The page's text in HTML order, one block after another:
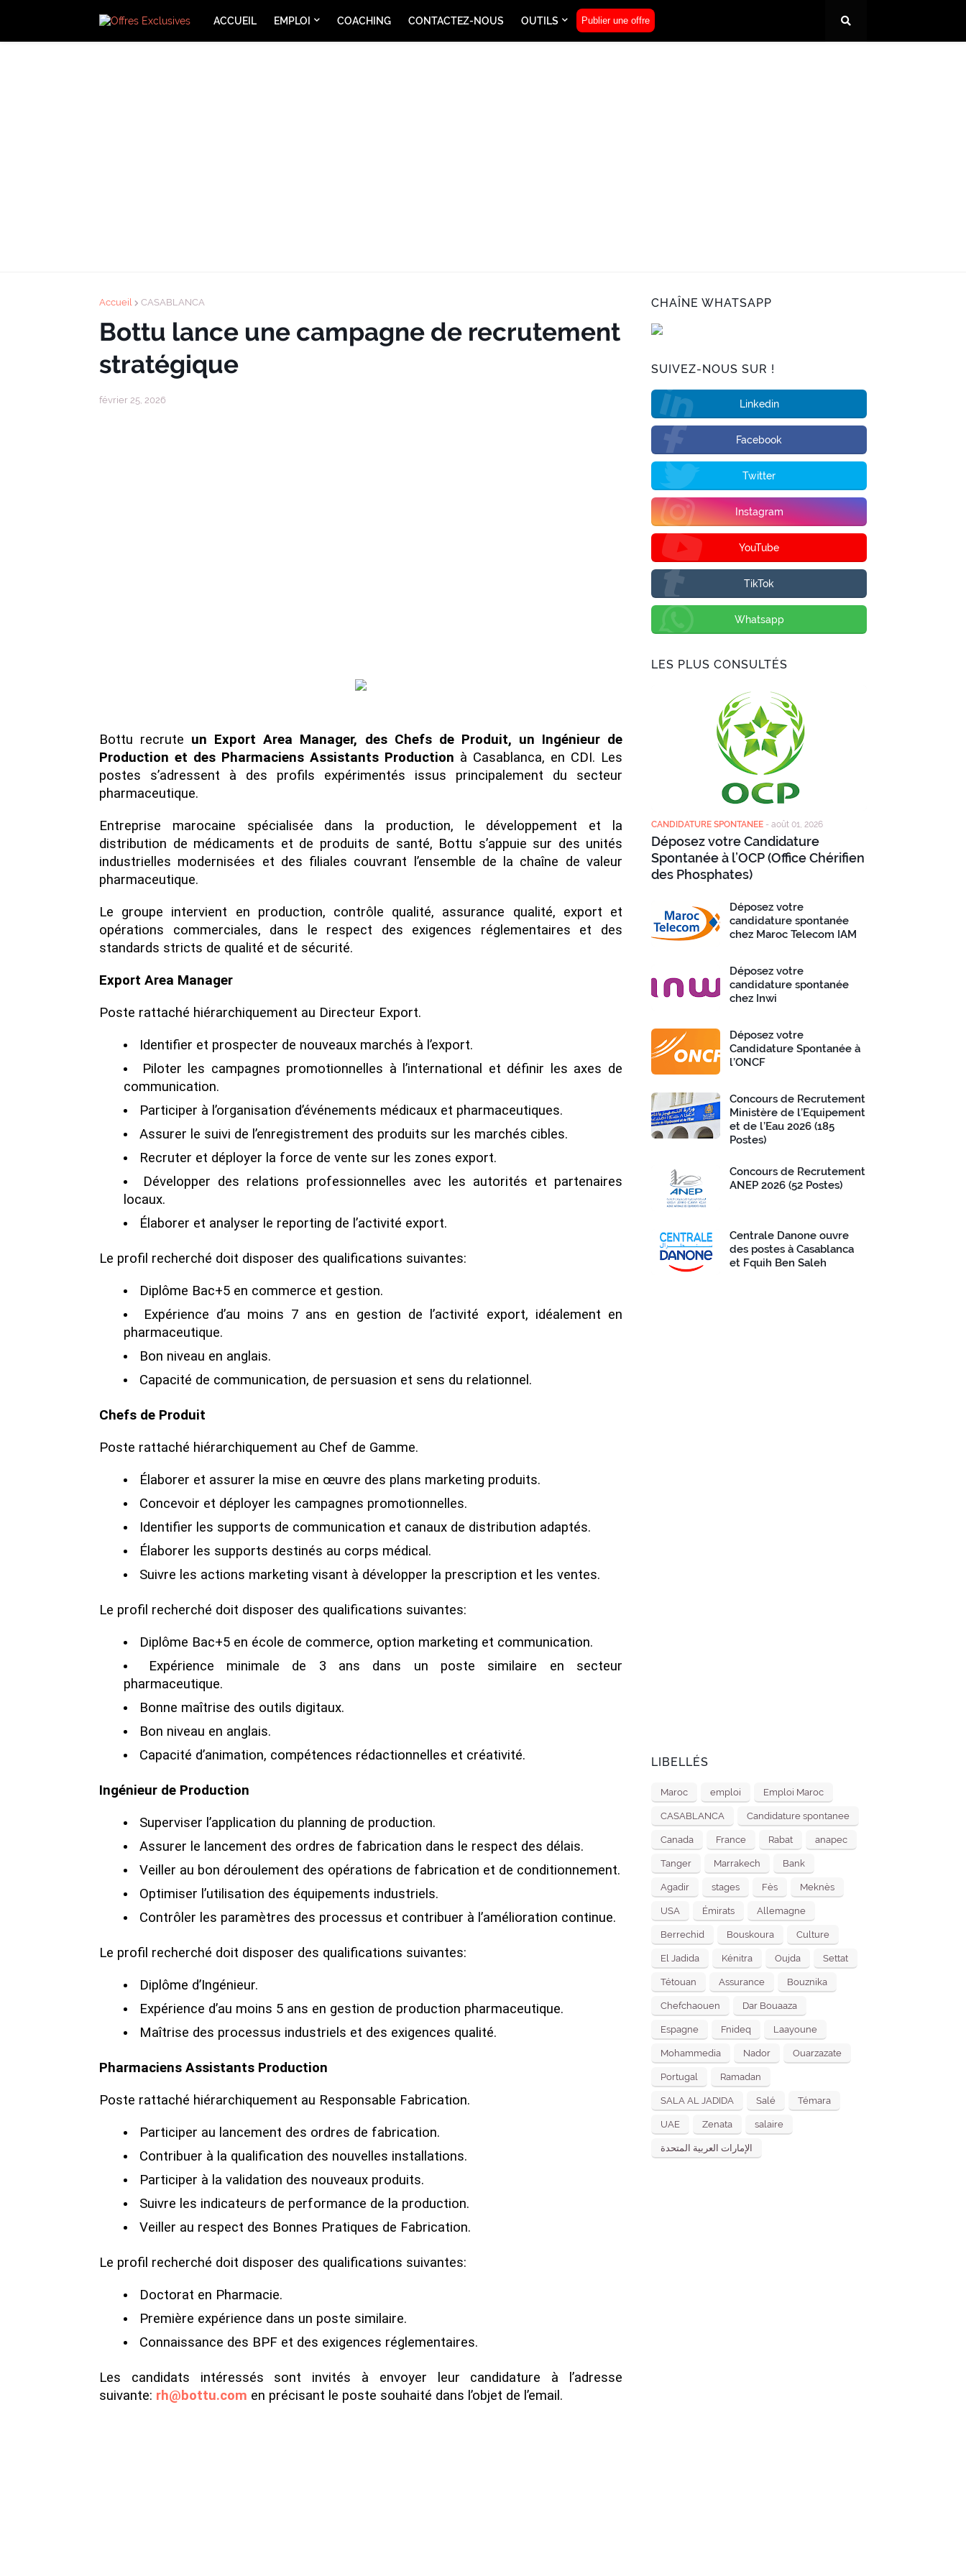
ACCUEIL EMPLOI COACHING CONTACTEZ-NOUS OUTILS Publier une offre
Accueil CASABLANCA
Bottu lance une campagne de recrutement
stratégique
février 25, 2026
Bottu recrute un Export Area Manager, des Chefs de Produit, un Ingénieur de
Production et des Pharmaciens Assistants Production à Casablanca, en CDI. Les
postes s’adressent à des profils expérimentés issus principalement du secteur
pharmaceutique.
Entreprise marocaine spécialisée dans la production, le développement et la
distribution de médicaments et de produits de santé, Bottu s’appuie sur des unités
industrielles modernisées et des filiales couvrant l’ensemble de la chaîne de valeur
pharmaceutique.
Le groupe intervient en production, contrôle qualité, assurance qualité, export et
opérations commerciales, dans le respect des exigences réglementaires et des
standards stricts de qualité et de sécurité.
Export Area Manager
Poste rattaché hiérarchiquement au Directeur Export.
Identifier et prospecter de nouveaux marchés à l’export.
Piloter les campagnes promotionnelles à l’international et définir les axes de
communication.
Participer à l’organisation d’événements médicaux et pharmaceutiques.
Assurer le suivi de l’enregistrement des produits sur les marchés cibles.
Recruter et déployer la force de vente sur les zones export.
Développer des relations professionnelles avec les autorités et partenaires
locaux.
Élaborer et analyser le reporting de l’activité export.
Le profil recherché doit disposer des qualifications suivantes:
Diplôme Bac+5 en commerce et gestion.
Expérience d’au moins 7 ans en gestion de l’activité export, idéalement en
pharmaceutique.
Bon niveau en anglais.
Capacité de communication, de persuasion et sens du relationnel.
Chefs de Produit
Poste rattaché hiérarchiquement au Chef de Gamme.
Élaborer et assurer la mise en œuvre des plans marketing produits.
Concevoir et déployer les campagnes promotionnelles.
Identifier les supports de communication et canaux de distribution adaptés.
Élaborer les supports destinés au corps médical.
Suivre les actions marketing visant à développer la prescription et les ventes.
Le profil recherché doit disposer des qualifications suivantes:
Diplôme Bac+5 en école de commerce, option marketing et communication.
Expérience minimale de 3 ans dans un poste similaire en secteur
pharmaceutique.
Bonne maîtrise des outils digitaux.
Bon niveau en anglais.
Capacité d’animation, compétences rédactionnelles et créativité.
Ingénieur de Production
Superviser l’application du planning de production.
Assurer le lancement des ordres de fabrication dans le respect des délais.
Veiller au bon déroulement des opérations de fabrication et de conditionnement.
Optimiser l’utilisation des équipements industriels.
Contrôler les paramètres des processus et contribuer à l’amélioration continue.
Le profil recherché doit disposer des qualifications suivantes:
Diplôme d’Ingénieur.
Expérience d’au moins 5 ans en gestion de production pharmaceutique.
Maîtrise des processus industriels et des exigences qualité.
Pharmaciens Assistants Production
Poste rattaché hiérarchiquement au Responsable Fabrication.
Participer au lancement des ordres de fabrication.
Contribuer à la qualification des nouvelles installations.
Participer à la validation des nouveaux produits.
Suivre les indicateurs de performance de la production.
Veiller au respect des Bonnes Pratiques de Fabrication.
Le profil recherché doit disposer des qualifications suivantes:
Doctorat en Pharmacie.
Première expérience dans un poste similaire.
Connaissance des BPF et des exigences réglementaires.
Les candidats intéressés sont invités à envoyer leur candidature à l’adresse
suivante: rh@bottu.com en précisant le poste souhaité dans l’objet de l’email.
CHAÎNE WHATSAPP
SUIVEZ-NOUS SUR !
Linkedin
Facebook
Twitter
Instagram
YouTube
TikTok
Whatsapp
LES PLUS CONSULTÉS
CANDIDATURE SPONTANEE - août 01, 2026
Déposez votre Candidature
Spontanée à l’OCP (Office Chérifien
des Phosphates)
Déposez votre
candidature spontanée
chez Maroc Telecom IAM
Déposez votre
candidature spontanée
chez Inwi
Déposez votre
Candidature Spontanée à
l’ONCF
Concours de Recrutement
Ministère de l’Equipement
et de l’Eau 2026 (185
Postes)
Concours de Recrutement
ANEP 2026 (52 Postes)
Centrale Danone ouvre
des postes à Casablanca
et Fquih Ben Saleh
LIBELLÉS
Maroc emploi Emploi Maroc
CASABLANCA Candidature spontanee
Canada France Rabat anapec
Tanger Marrakech Bank
Agadir stages Fès Meknès
USA Émirats Allemagne
Berrechid Bouskoura Culture
El Jadida Kénitra Oujda Settat
Tétouan Assurance Bouznika
Chefchaouen Dar Bouaaza
Espagne Fnideq Laayoune
Mohammedia Nador Ouarzazate
Portugal Ramadan
SALA AL JADIDA Salé Témara
UAE Zenata salaire
الإمارات العربية المتحدة